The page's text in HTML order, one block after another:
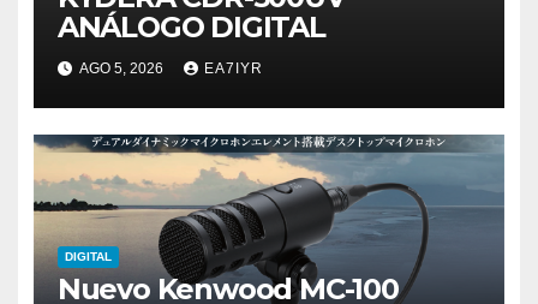
ANÁLOGO DIGITAL
AGO 5, 2026 EA7IYR
DIGITAL
Nuevo Kenwood MC-100